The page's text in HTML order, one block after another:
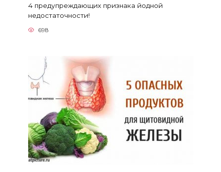
4 предупреждающих признака йодной
недостаточности!
698